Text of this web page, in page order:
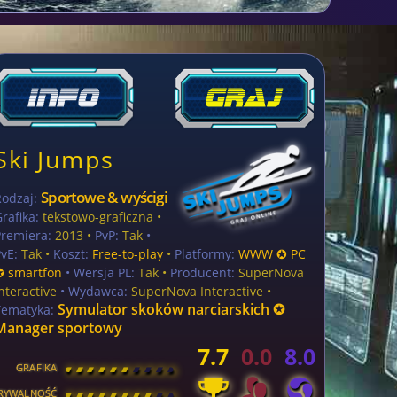
Jumps
Sportowe & wyścigi
tekstowo-graficzna •
2013 • PvP: Tak •
Tak • Koszt: Free-to-play • Platformy: WWW ✪ PC
smartfon • Wersja PL: Tak • Producent: SuperNova
• Wydawca: SuperNova Interactive •
Symulator skoków narciarskich ✪
sportowy
GRAFIKA [ \ \ \ \ \ \ \ \ ] 7.7 0.0 8.0